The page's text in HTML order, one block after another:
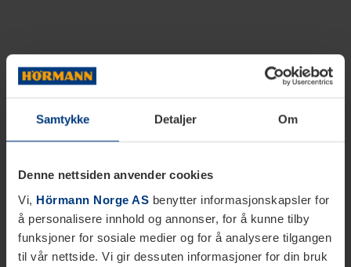
Samtykke Detaljer Om
Denne nettsiden anvender cookies
Vi, Hörmann Norge AS benytter informasjonskapsler for
å personalisere innhold og annonser, for å kunne tilby
funksjoner for sosiale medier og for å analysere tilgangen
til vår nettside. Vi gir dessuten informasjoner for din bruk